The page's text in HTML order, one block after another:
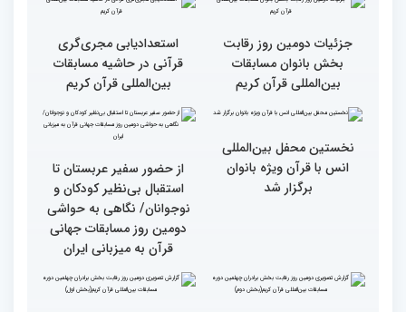
رقابت بخش برادران
چهلمین دوره مسابقات
بین‌المللی قرآن کریم(بخش
سوم)
فعالیت های کمیته پشتیبانی
چهلمین دوره مسابقات بین
المللی قران کریم
جزئیات دومین روز رقابت
بخش بانوان مسابقات
استعدادیابی مجری‌گری
قرآنی در حاشیه مسابقات
بین‌المللی قرآن کریم
نخستین محفل بین‌المللی